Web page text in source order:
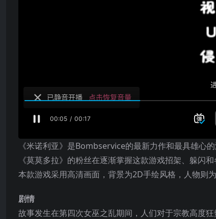
《米诺利亚》是Bombservice的最新力作和最具雄心
《莫莫多拉》的粉丝在逐渐掌握这款游戏招架、躲闪
本款游戏采用高清画面，背景为2D手绘风格，人物则为
剧情
故事发生在第四次女巫之乱期间，人们对于宗教高度